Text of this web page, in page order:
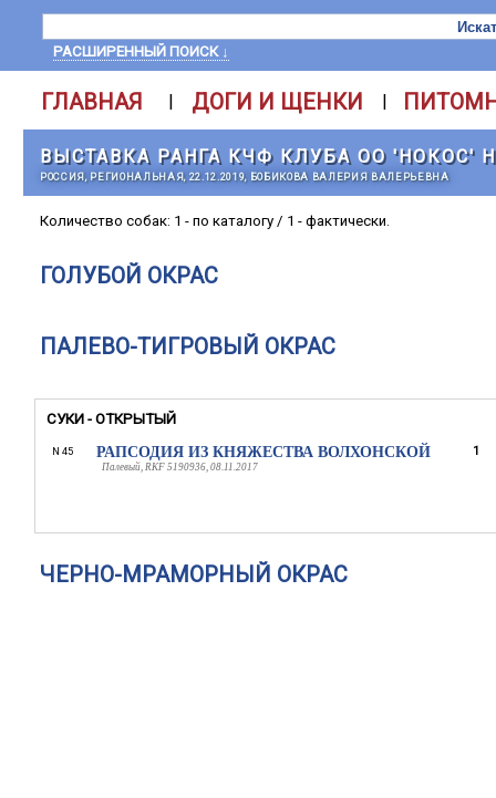
РАСШИРЕННЫЙ ПОИСК ↓
ГЛАВНАЯ | ДОГИ И ЩЕНКИ |
ВЫСТАВКА РАНГА КЧФ КЛУБА ОО 'НОКОС'
РОССИЯ, РЕГИОНАЛЬНАЯ, 22.12.2019, БОБИКОВА ВАЛЕРИЯ ВАЛЕРЬЕВНА
Количество собак: 1 - по каталогу / 1 - фактически.
ГОЛУБОЙ ОКРАС
ПАЛЕВО-ТИГРОВЫЙ ОКРАС
СУКИ - ОТКРЫТЫЙ
N 45 РАПСОДИЯ ИЗ КНЯЖЕСТВА ВОЛХОНСКОЙ
Палевый, RKF 5190936, 08.11.2017
1
ЧЕРНО-МРАМОРНЫЙ ОКРАС